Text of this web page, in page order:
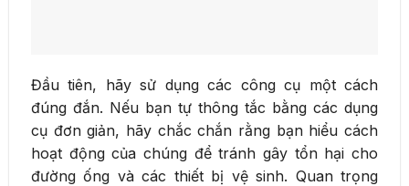
Đầu tiên, hãy sử dụng các công cụ một cách
đúng đắn. Nếu bạn tự thông tắc bằng các dụng
cụ đơn giản, hãy chắc chắn rằng bạn hiểu cách
hoạt động của chúng để tránh gây tổn hại cho
đường ống và các thiết bị vệ sinh. Quan trọng